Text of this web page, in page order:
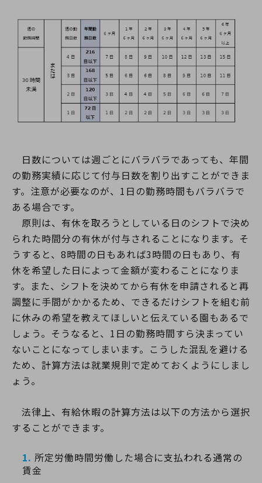
日数については週ごとにバラバラであっても、年間
の勤務実績に応じて付与日数を割り出すことができま
す。注意が必要なのが、1日の勤務時間もバラバラで
ある場合です。
原則は、有休を取ろうとしている日のシフトで決め
られた時間分の有休が付与されることになります。そ
うすると、8時間の日もあれば3時間の日もあり、有
休を希望した日によって金額が変わることになりま
す。また、シフトを決めてから有休を申請されると再
調整に手間がかかるため、できるだけシフトを組む前
に休みの希望を教えてほしいと伝えている園もあるで
しょう。そうなると、1日の勤務時間すら決まってい
ないことになってしまいます。こうした混乱を避ける
ため、計算方法は就業規則で定めておくようにしまし
ょう。
法律上、有給休暇の計算方法は以下の方法から選択
することができます。
所定労働時間労働した場合に支払われる通常の
賃金